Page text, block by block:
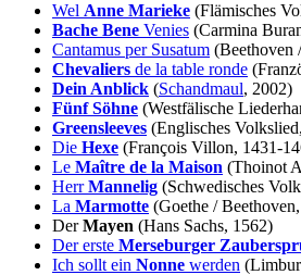
Wel Anne Marieke (Flämisches
Bache Bene Venies (Carmina
Cantamus per Susatum (Beethoven
Chevaliers de la table ronde
Dein Anblick (Schandmaul, 2002)
Fünf Söhne (Westfälische
Greensleeves (Englisches
Die Hexe (François Villon, 1431-
Le Maître de la Maison (Thoinot
HerrMannelig (Schwedisches
La Marmotte (Goethe /
DerMayen (Hans Sachs, 1562)
Der erste Merseburger
Ich sollt ein Nonne werden